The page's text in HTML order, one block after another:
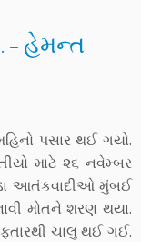
– હેમન્ત
પસાર થઈ ગયો.
માટે ૨૬ નવેમ્બર
આતંકવાદીઓ મુંબઈ
મોતને શરણ થયા.
ચાલુ થઈ ગઈ.